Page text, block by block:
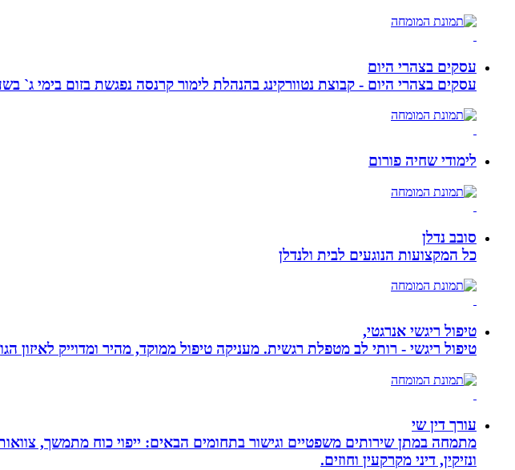
עסקים בצהרי היום
עסקים בצהרי היום - קבוצת נטוורקינג בהנהלת לימור קרנסה נפגשת בזום בימי ג` בשעה
לימודי שחיה פורום
סובב נדלן
כל המקצועות הנוגעים לבית ולנדלן
טיפול ריגשי אנרגטי,
טיפול ריגשי - רותי לב מטפלת רגשית. מעניקה טיפול ממוקד, מהיר ומדוייק לאיזון
עורך דין שי
מתמחה במתן שירותים משפטיים וגישור בתחומים הבאים: ייפוי כוח מתמשך,
ונזיקין, דיני מקרקעין וחוזים.